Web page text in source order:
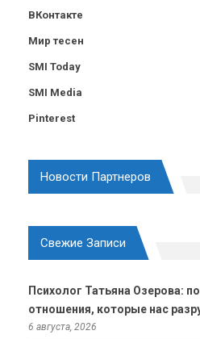
ВКонтакте
Мир тесен
SMI Today
SMI Media
Pinterest
Новости Партнеров
Свежие Записи
Психолог Татьяна Озерова:
отношения, которые нас
6 августа, 2026